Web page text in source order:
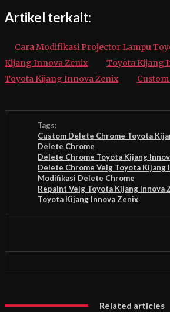
Artikel terkait:
Cara Modifikasi Projector Lampu
Kijang Innova Zenix
Toyota Kijang
Toyota Kijang Innova Zenix
Tags:
Custom Delete Chrome Toyota
Delete Chrome
Delete Chrome Toyota Kijang
Delete Chrome Velg Toyota Kijang
Modifikasi Delete Chrome
Repaint Velg Toyota Kijang Innova
Toyota Kijang Innova Zenix
Related articles